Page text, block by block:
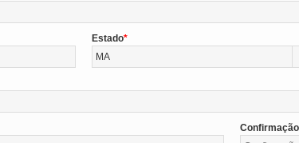
Estado
MA